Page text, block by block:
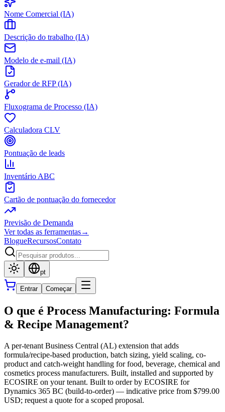
Nome Comercial (IA)
Descrição do trabalho (IA)
Modelo de e-mail (IA)
Gerador de RFP (IA)
Fluxograma de Processo (IA)
Calculadora CLV
Pontuação de leads
Inventário ABC
Cartão de pontuação do fornecedor
Previsão de Demanda
Ver todas as ferramentas→
BlogueRecursosContato
pt
Entrar Começar
O que é Process Manufacturing: Formula
& Recipe Management?
A per-tenant Business Central (AL) extension that adds
formula/recipe-based production, batch sizing, yield scaling, co-
product and catch-weight handling for food, beverage, chemical and
cosmetics process manufacturers. Built, installed and supported by
ECOSIRE on your tenant. Built to order by ECOSIRE for
Dynamics 365 BC (build-to-order) — indicative price from $799.00
USD; request a quote for a scoped proposal.